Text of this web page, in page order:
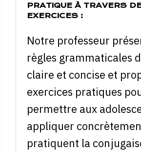
PRATIQUE À TRAVERS
EXERCICES :
Notre professeur
règles grammaticales
claire et concise et
exercices pratiques
permettre aux
appliquer
pratiquent la